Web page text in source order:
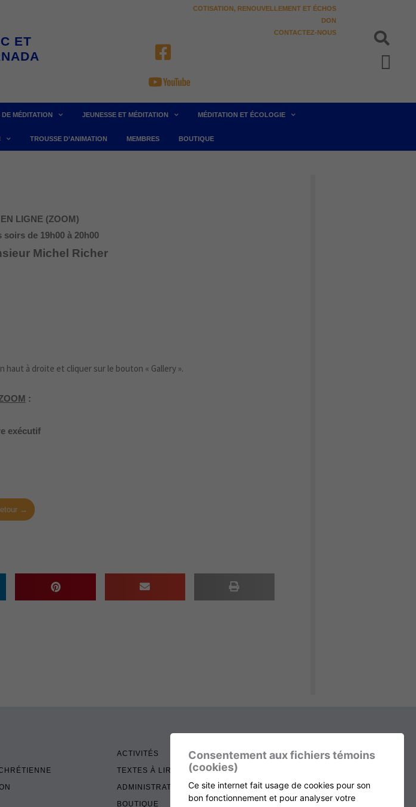
ET
COTISATION, RENOUVELLEMENT ET ÉCHOS
DON
CONTACTEZ-NOUS
MÉDITATION JEUNESSE ET MÉDITATION MÉDITATION ET ÉCOLOGIE
TROUSSE D’ANIMATION MEMBRES BOUTIQUE
LIGNE (ZOOM)
soirs de 19h00 à 20h00
Michel Richer
à droite et cliquer sur le bouton « Gallery ».
:
exécutif
→
ACTIVITÉS
TEXTES À LIRE
ADMINISTRATION
BOUTIQUE
Consentement aux fichiers témoins
(cookies)
Ce site internet fait usage de cookies pour son
bon fonctionnement et pour analyser votre